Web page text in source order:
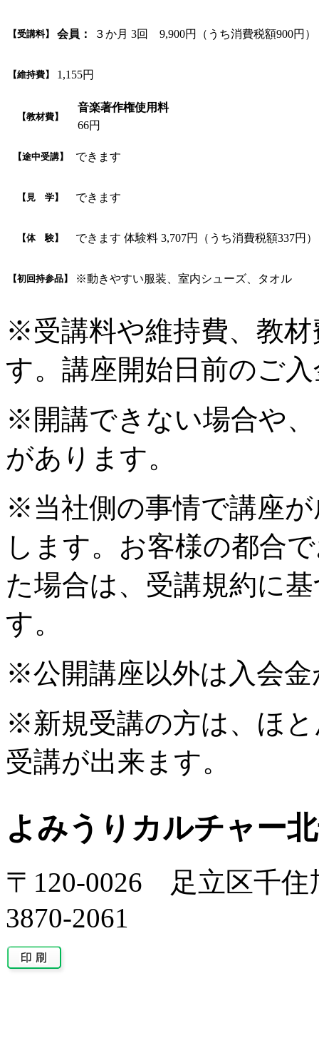
【受講料】 会員： ３か月 3回 9,900円（うち消費税額900円）
【維持費】 1,155円
【教材費】
音楽著作権使用料
66円
【途中受講】 できます
【見 学】 できます
【体 験】 できます 体験料 3,707円（うち消費税額337円）
【初回持参品】 ※動きやすい服装、室内シューズ、タオル
※受講料や維持費、教
す。講座開始日前のご
※開講できない場合や
があります。
※当社側の事情で講座
します。お客様の都合
た場合は、受講規約に
す。
※公開講座以外は入会
※新規受講の方は、ほ
受講が出来ます。
よみうりカルチャー
〒120-0026 足立区千住
3870-2061